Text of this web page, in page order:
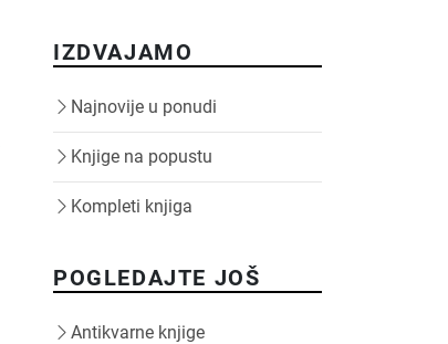
IZDVAJAMO
Najnovije u ponudi
Knjige na popustu
Kompleti knjiga
POGLEDAJTE JOŠ
Antikvarne knjige